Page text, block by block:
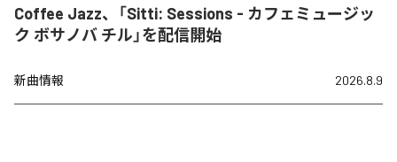
Coffee Jazz、「Sitti: Sessions - カフェミュージッ
ク ボサノバ チル」を配信開始
新曲情報 2026.8.9